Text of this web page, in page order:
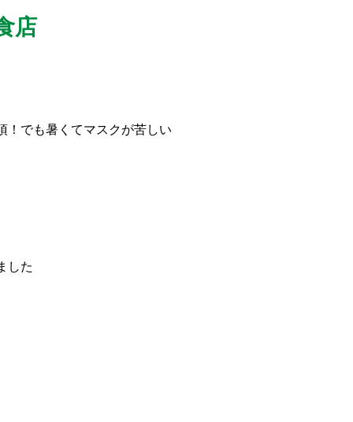
店
！でも暑くてマスクが苦しい
した